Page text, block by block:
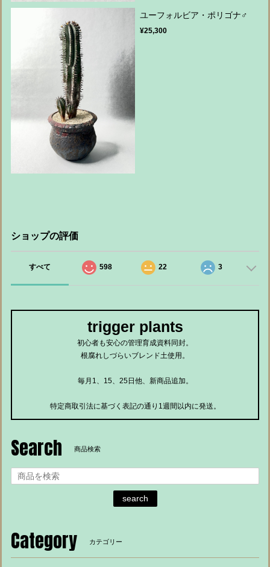
ユーフォルビア・ポリゴナ♂
¥25,300
ショップの評価
すべて 598 22 3
trigger plants
初心者も安心の管理育成資料同封。
根腐れしづらいブレンド土使用。
毎月1、15、25日他、新商品追加。
特定商取引法に基づく表記の通り1週間以内に発送。
Search 商品検索
search
Category カテゴリー